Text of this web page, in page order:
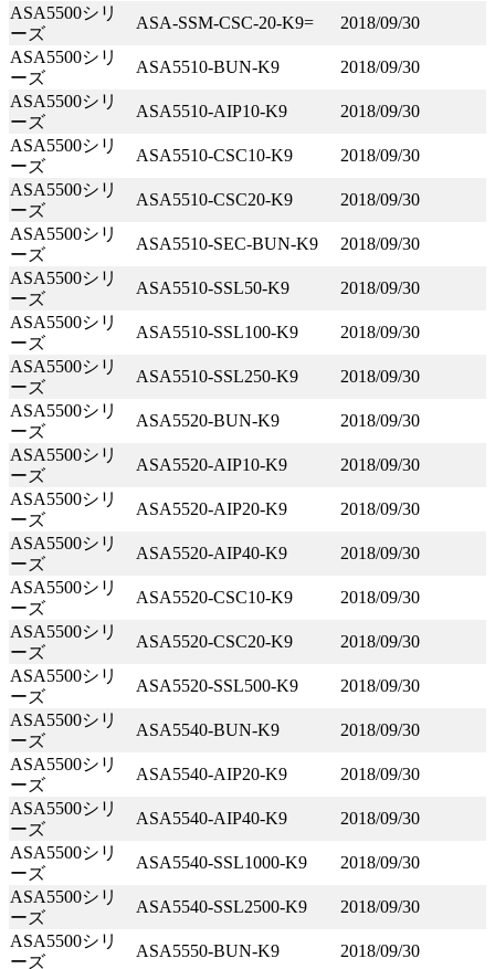
ASA5500シリ
ーズ
ASA-SSM-CSC-20-K9=
2018/09/30
ASA5500シリ
ーズ
ASA5510-BUN-K9
2018/09/30
ASA5500シリ
ーズ
ASA5510-AIP10-K9
2018/09/30
ASA5500シリ
ーズ
ASA5510-CSC10-K9
2018/09/30
ASA5500シリ
ーズ
ASA5510-CSC20-K9
2018/09/30
ASA5500シリ
ーズ
ASA5510-SEC-BUN-K9
2018/09/30
ASA5500シリ
ーズ
ASA5510-SSL50-K9
2018/09/30
ASA5500シリ
ーズ
ASA5510-SSL100-K9
2018/09/30
ASA5500シリ
ーズ
ASA5510-SSL250-K9
2018/09/30
ASA5500シリ
ーズ
ASA5520-BUN-K9
2018/09/30
ASA5500シリ
ーズ
ASA5520-AIP10-K9
2018/09/30
ASA5500シリ
ーズ
ASA5520-AIP20-K9
2018/09/30
ASA5500シリ
ーズ
ASA5520-AIP40-K9
2018/09/30
ASA5500シリ
ーズ
ASA5520-CSC10-K9
2018/09/30
ASA5500シリ
ーズ
ASA5520-CSC20-K9
2018/09/30
ASA5500シリ
ーズ
ASA5520-SSL500-K9
2018/09/30
ASA5500シリ
ーズ
ASA5540-BUN-K9
2018/09/30
ASA5500シリ
ーズ
ASA5540-AIP20-K9
2018/09/30
ASA5500シリ
ーズ
ASA5540-AIP40-K9
2018/09/30
ASA5500シリ
ーズ
ASA5540-SSL1000-K9
2018/09/30
ASA5500シリ
ーズ
ASA5540-SSL2500-K9
2018/09/30
ASA5500シリ
ーズ
ASA5550-BUN-K9 2018/09/30